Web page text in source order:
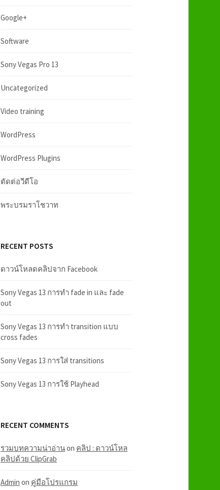
Google+
Software
Sony Vegas Pro 13
Uncategorized
Video training
WordPress
WordPress Plugins
ตัดต่อวีดีโอ
พระบรมราโชวาท
RECENT POSTS
ดาวน์โหลดคลิปจาก Facebook
Sony Vegas 13 การทำ fade in และ fade
out
Sony Vegas 13 การทำ transition แบบ
cross fades
Sony Vegas 13 การใส่ transitions
Sony Vegas 13 การใช้ Playhead
RECENT COMMENTS
รวมบทความน่าอ่านon คลิป : ดาวน์โหล
คลิปด้วย ClipGrab
Admin on คู่มือโปรแกรม